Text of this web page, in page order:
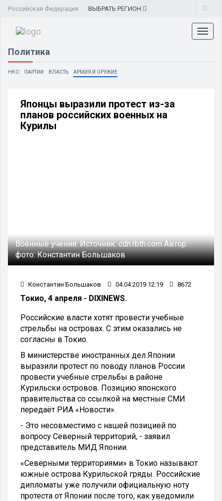
Российская Федерация ВЫБРАТЬ РЕГИОН
Политика
НКО ПАРТИИ ВЛАСТЬ АРМИЯ И ОРУЖИЕ
Японцы выразили протест из-за
планов российских военных на
Курилы
Военные учения.Источник:cdn.rbth.comАвтор
фото:Константин Большаков
Константин Большаков 04.04.2019 12:19 8672
Токио, 4 апреля - DIXINEWS.
Российские власти хотят провести учебные
стрельбы на островах. С этим оказались не
согласны в Токио.
В министерстве иностранных дел Японии
выразили протест по поводу планов России
провести учебные стрельбы в районе
Курильски островов. Позицию японского
правительства со ссылкой на местные СМИ
передаёт РИА «Новости».
- Это несовместимо с нашей позицией по
вопросу Северный территорий, - заявил
представитель МИД Японии.
«Северными территориями» в Токио называют
южные острова Курильской гряды. Российские
дипломаты уже получили официальную ноту
протеста от Японии после того, как уведомили